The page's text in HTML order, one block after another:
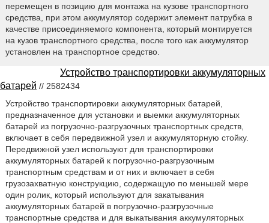
перемещен в позицию для монтажа на кузове транспортного
средства, при этом аккумулятор содержит элемент патрубка в
качестве присоединяемого компонента, который монтируется
на кузов транспортного средства, после того как аккумулятор
установлен на транспортное средство.
Устройство транспортировки аккумуляторных
батарей // 2582434
Устройство транспортировки аккумуляторных батарей,
предназначенное для установки и выемки аккумуляторных
батарей из погрузочно-разгрузочных транспортных средств,
включает в себя передвижной узел и аккумуляторную стойку.
Передвижной узел используют для транспортировки
аккумуляторных батарей к погрузочно-разгрузочным
транспортным средствам и от них и включает в себя
грузозахватную конструкцию, содержащую по меньшей мере
один ролик, который используют для закатывания
аккумуляторных батарей в погрузочно-разгрузочные
транспортные средства и для выкатывания аккумуляторных